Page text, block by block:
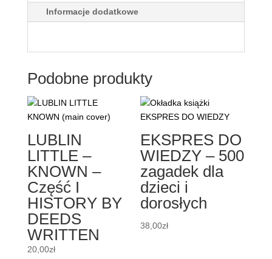
Informacje dodatkowe
Podobne produkty
LUBLIN
LITTLE –
KNOWN –
Część I
HISTORY BY
DEEDS
WRITTEN
20,00zł
EKSPRES DO
WIEDZY – 500
zagadek dla
dzieci i
dorosłych
38,00zł